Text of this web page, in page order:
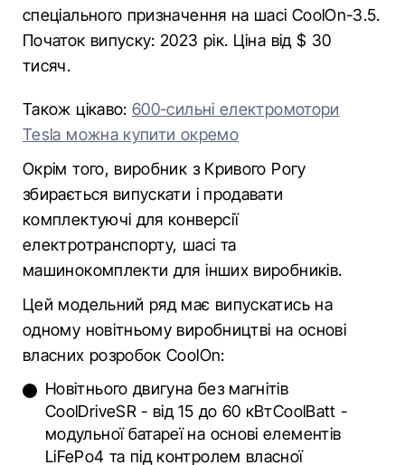
спеціального призначення на шасі CoolOn-3.5.
Початок випуску: 2023 рік. Ціна від $ 30
тисяч.
Також цікаво:600-сильні електромотори
Tesla можна купити окремо
Окрім того, виробник з Кривого Рогу
збирається випускати і продавати
комплектуючі для конверсії
електротранспорту, шасі та
машинокомплекти для інших виробників.
Цей модельний ряд має випускатись на
одному новітньому виробництві на основі
власних розробок CoolOn:
Новітнього двигуна без магнітів
CoolDriveSR - від 15 до 60 кВтCoolBatt -
модульної батареї на основі елементів
LiFePo4 та під контролем власної